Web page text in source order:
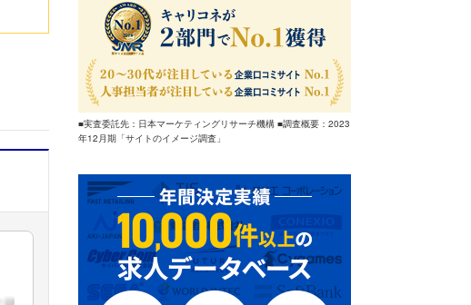
■実査委託先：日本マーケティングリサーチ機構 ■調査概要：2023
年12月期「サイトのイメージ調査」